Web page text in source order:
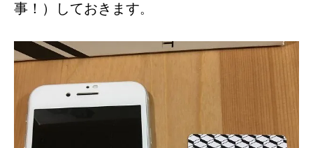
事！）しておきます。